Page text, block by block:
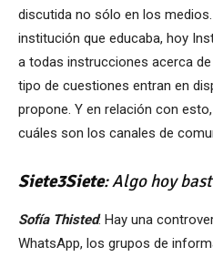
discutida no sólo en los
institución que educaba, hoy
a todas instrucciones acerca
tipo de cuestiones entran en
propone. Y en relación con
cuáles son los canales de
Siete3Siete: Algo hoy
Sofía Thisted: Hay una
WhatsApp, los grupos de